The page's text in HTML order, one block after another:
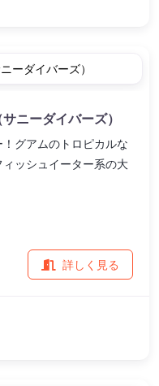
ニーダイバーズ）
グアムのトロピカルな
ッシュイーター系の大
詳しく見る